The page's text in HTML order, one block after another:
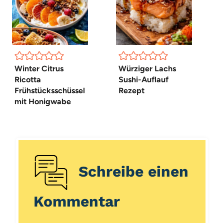
Winter Citrus
Ricotta
Frühstücksschüssel
mit Honigwabe
Würziger Lachs
Sushi-Auflauf
Rezept
Schreibe einen
Kommentar